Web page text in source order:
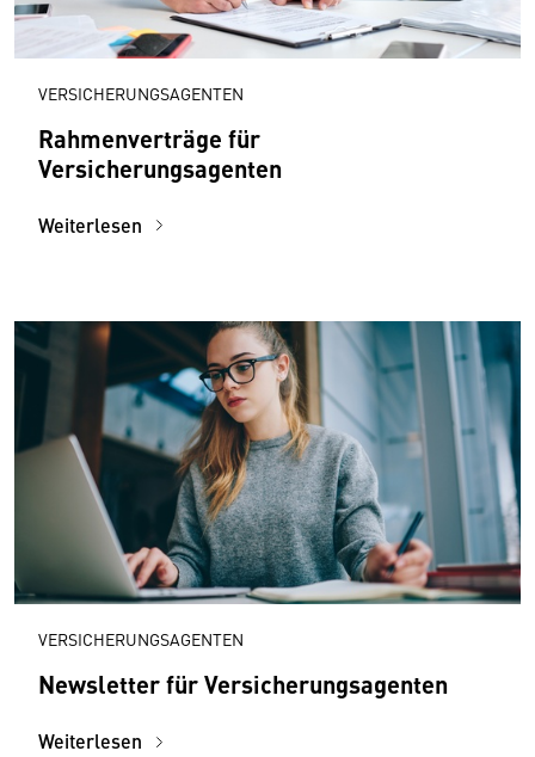
VERSICHERUNGSAGENTEN
Rahmenverträge für
Versicherungsagenten
Weiterlesen
VERSICHERUNGSAGENTEN
Newsletter für Versicherungsagenten
Weiterlesen